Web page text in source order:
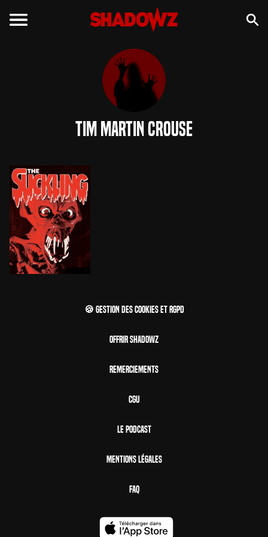
Tim Martin Crouse
🍪 Gestion des cookies et RGPD
Offrir Shadowz
Remerciements
CGU
Le Podcast
Mentions Légales
FAQ